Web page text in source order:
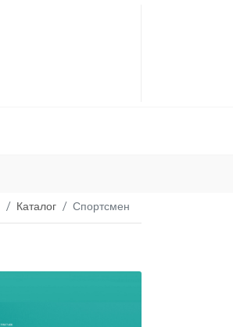
Каталог Спортсмен